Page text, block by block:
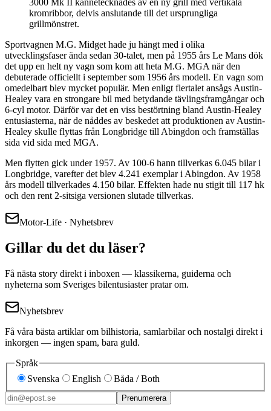
3000 Mk II kännetecknades av en ny grill med vertikala
kromribbor, delvis anslutande till det ursprungliga
grillmönstret.
Sportvagnen M.G. Midget hade ju hängt med i olika
utvecklingsfaser ända sedan 30-talet, men på 1955 års Le Mans dök
det upp en helt ny vagn som kom att heta M.G. MGA när den
debuterade officiellt i september som 1956 års modell. En vagn som
omedelbart blev mycket populär. Men enligt flertalet ansågs Austin-
Healey vara en strongare bil med betydande tävlingsframgångar och
6-cyl motor. Därför var det en viss bestörtning bland Austin-Healey
entusiasterna, när de nåddes av beskedet att produktionen av Austin-
Healey skulle flyttas från Longbridge till Abingdon och framställas
sida vid sida med MGA.
Men flytten gick under 1957. Av 100-6 hann tillverkas 6.045 bilar i
Longbridge, varefter det blev 4.241 exemplar i Abingdon. Av 1958
års modell tillverkades 4.150 bilar. Effekten hade nu stigit till 117 hk
och den rent 2-sitsiga versionen slutade tillverkas.
Motor-Life · Nyhetsbrev
Gillar du det du läser?
Få nästa story direkt i inboxen — klassikerna, guiderna och
nyheterna som Sveriges bilentusiaster pratar om.
Nyhetsbrev
Få våra bästa artiklar om bilhistoria, samlarbilar och nostalgi direkt i
inkorgen — ingen spam, bara guld.
Språk
Svenska
English Båda / Both
Prenumerera